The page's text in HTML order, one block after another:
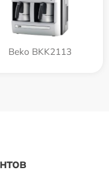
Beko BKK2113